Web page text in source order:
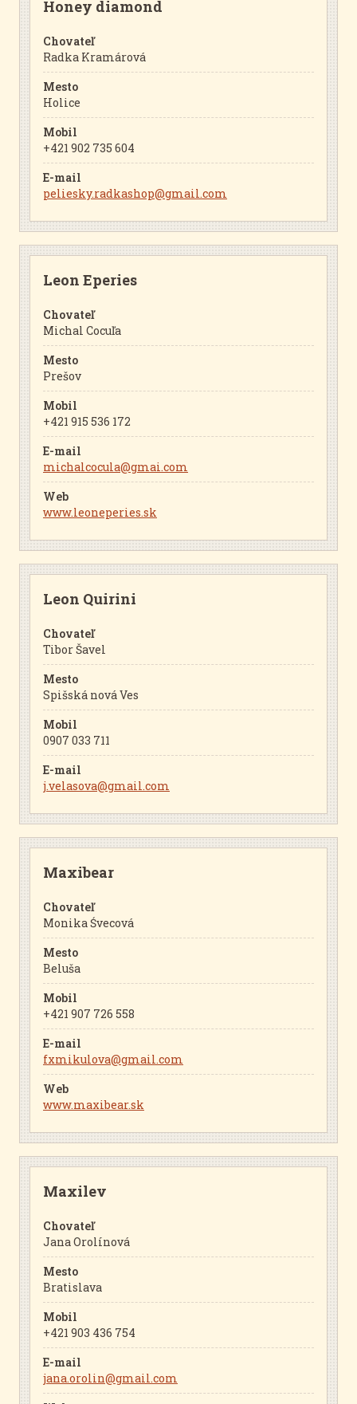
Honey diamond
Chovateľ
Radka Kramárová
Mesto
Holice
Mobil
+421 902 735 604
E-mail
peliesky.radkashop@gmail.com
Leon Eperies
Chovateľ
Michal Cocuľa
Mesto
Prešov
Mobil
+421 915 536 172
E-mail
michalcocula@gmai.com
Web
www.leoneperies.sk
Leon Quirini
Chovateľ
Tibor Šavel
Mesto
Spišská nová Ves
Mobil
0907 033 711
E-mail
j.velasova@gmail.com
Maxibear
Chovateľ
Monika Śvecová
Mesto
Beluša
Mobil
+421 907 726 558
E-mail
fxmikulova@gmail.com
Web
www.maxibear.sk
Maxilev
Chovateľ
Jana Orolínová
Mesto
Bratislava
Mobil
+421 903 436 754
E-mail
jana.orolin@gmail.com